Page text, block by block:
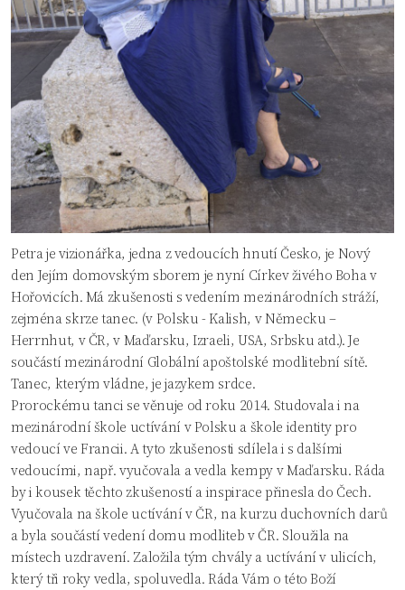
Petra je vizionářka, jedna z vedoucích hnutí Česko, je Nový
den Jejím domovským sborem je nyní Církev živého Boha v
Hořovicích. Má zkušenosti s vedením mezinárodních stráží,
zejména skrze tanec. (v Polsku - Kalish, v Německu –
Herrnhut, v ČR, v Maďarsku, Izraeli, USA, Srbsku atd.). Je
součástí mezinárodní Globální apoštolské modlitební sítě.
Tanec, kterým vládne, je jazykem srdce.
Prorockému tanci se věnuje od roku 2014. Studovala i na
mezinárodní škole uctívání v Polsku a škole identity pro
vedoucí ve Francii. A tyto zkušenosti sdílela i s dalšími
vedoucími, např. vyučovala a vedla kempy v Maďarsku. Ráda
by i kousek těchto zkušeností a inspirace přinesla do Čech.
Vyučovala na škole uctívání v ČR, na kurzu duchovních darů
a byla součástí vedení domu modliteb v ČR. Sloužila na
místech uzdravení. Založila tým chvály a uctívání v ulicích,
který tři roky vedla, spoluvedla. Ráda Vám o této Boží